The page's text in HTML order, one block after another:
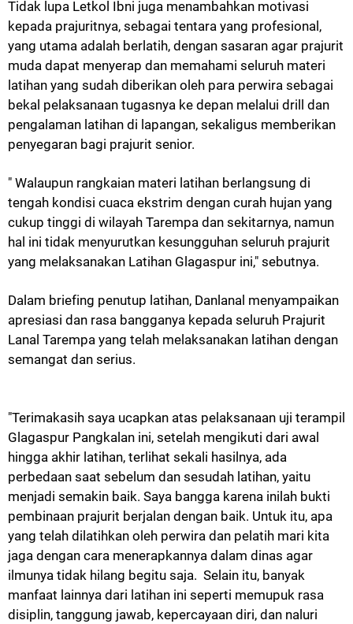
Tidak lupa Letkol Ibni juga menambahkan motivasi
kepada prajuritnya, sebagai tentara yang profesional,
yang utama adalah berlatih, dengan sasaran agar prajurit
muda dapat menyerap dan memahami seluruh materi
latihan yang sudah diberikan oleh para perwira sebagai
bekal pelaksanaan tugasnya ke depan melalui drill dan
pengalaman latihan di lapangan, sekaligus memberikan
penyegaran bagi prajurit senior.
" Walaupun rangkaian materi latihan berlangsung di
tengah kondisi cuaca ekstrim dengan curah hujan yang
cukup tinggi di wilayah Tarempa dan sekitarnya, namun
hal ini tidak menyurutkan kesungguhan seluruh prajurit
yang melaksanakan Latihan Glagaspur ini," sebutnya.
Dalam briefing penutup latihan, Danlanal menyampaikan
apresiasi dan rasa bangganya kepada seluruh Prajurit
Lanal Tarempa yang telah melaksanakan latihan dengan
semangat dan serius.
"Terimakasih saya ucapkan atas pelaksanaan uji terampil
Glagaspur Pangkalan ini, setelah mengikuti dari awal
hingga akhir latihan, terlihat sekali hasilnya, ada
perbedaan saat sebelum dan sesudah latihan, yaitu
menjadi semakin baik. Saya bangga karena inilah bukti
pembinaan prajurit berjalan dengan baik. Untuk itu, apa
yang telah dilatihkan oleh perwira dan pelatih mari kita
jaga dengan cara menerapkannya dalam dinas agar
ilmunya tidak hilang begitu saja. Selain itu, banyak
manfaat lainnya dari latihan ini seperti memupuk rasa
disiplin, tanggung jawab, kepercayaan diri, dan naluri